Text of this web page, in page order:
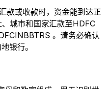
款或收款时，资金能到达正
城市和国家汇款至HDFC
。请务必确认
银行。